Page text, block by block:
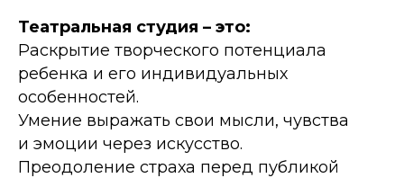
Театральная студия – это:
Раскрытие творческого потенциала
ребенка и его индивидуальных
особенностей.
Умение выражать свои мысли, чувства
и эмоции через искусство.
Преодоление страха перед публикой